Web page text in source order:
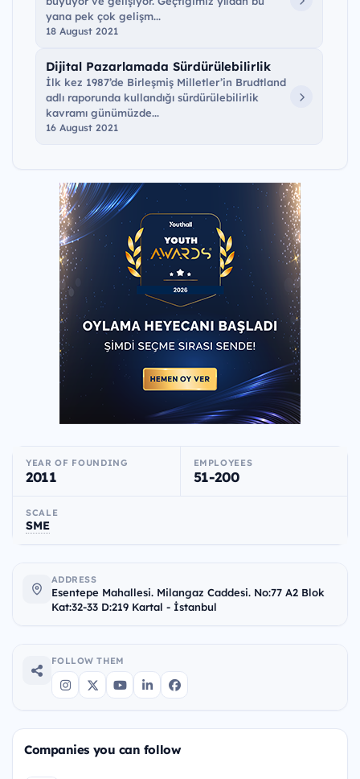
yana pek çok gelişm...
18 August 2021
Dijital Pazarlamada Sürdürülebilirlik
İlk kez 1987’de Birleşmiş Milletler’in Brudtland
adlı raporunda kullandığı sürdürülebilirlik
kavramı günümüzde...
16 August 2021
YEAR OF FOUNDING
2011
EMPLOYEES
51-200
SCALE
SME
ADDRESS
Esentepe Mahallesi. Milangaz Caddesi. No:77 A2 Blok
Kat:32-33 D:219 Kartal - İstanbul
FOLLOW THEM
Companies you can follow